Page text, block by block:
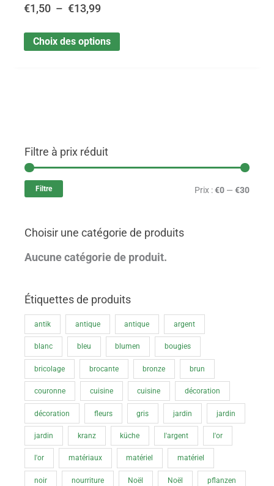
Filtre à prix réduit
ii
Filtre Prix :€0 — €30
Choisir une catégorie de produits
Aucune catégorie de produit.
Étiquettes de produits
antik antique antique argent
blanc bleu blumen bougies
bricolage brocante bronze brun
couronne cuisine cuisine décoration
décoration fleurs gris jardin jardin
jardin kranz küche l'argent l'or
l'or matériaux matériel matériel
noir nourriture Noël Noël pflanzen
€1,50 – €13,99
Choix des options